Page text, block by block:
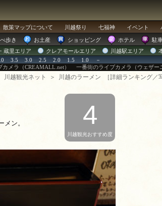
散策マップについて 川越祭り 七福神 イベント
歩き お土産 ショッピング ホテル 駐
蔵里エリア クレアモールエリア 川越駅エリア
3.5 3.0 2.5 2.0 1.5 1.0
－
メラ（CREAMALL.net） 一番街のライブカメラ（ウェザー
川越観光ネット ＞ 川越のラーメン ［詳細ランキング／
メン。
4
川越観光おすすめ度